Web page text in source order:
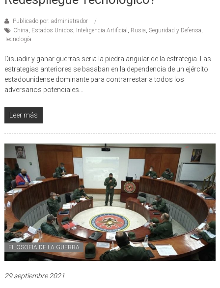
Publicado por: administrador
China Estados Unidos Inteligencia Artificial Rusia Seguridad y Defensa
Tecnología
Disuadir y ganar guerras seria la piedra angular de la estrategia. Las
estrategias anteriores se basaban en la dependencia de un ejército
estadounidense dominante para contrarrestar a todos los
adversarios potenciales…
Leer más
FILOSOFÍA DE LA GUERRA
29 septiembre 2021